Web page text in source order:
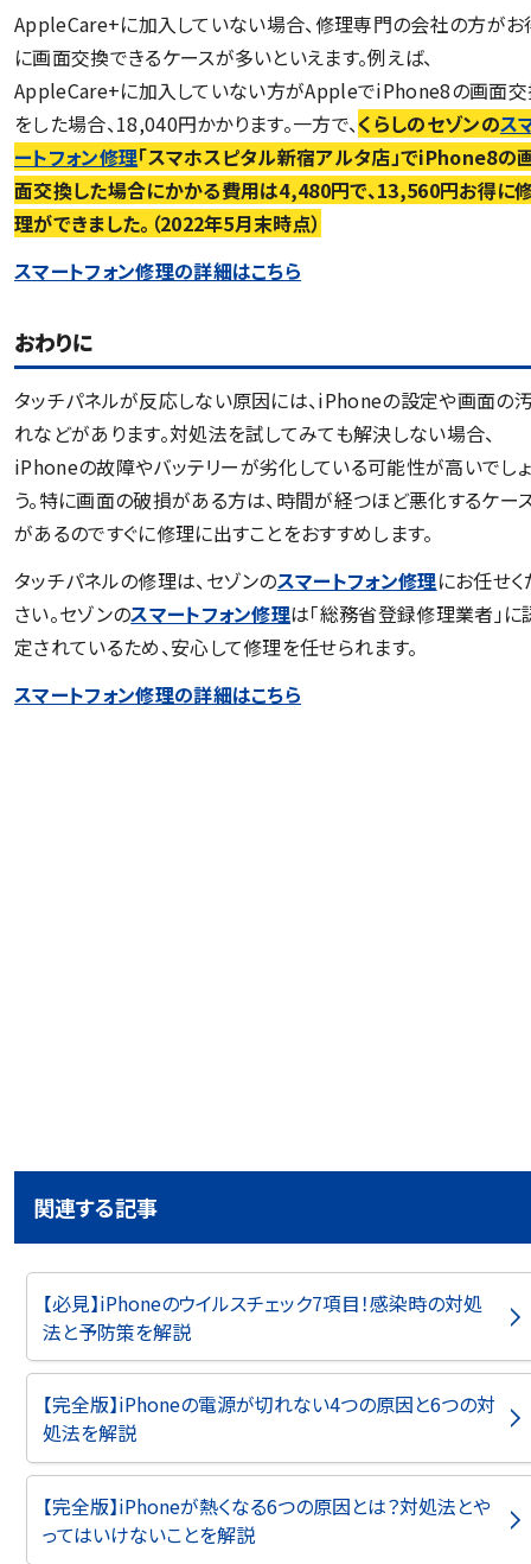
AppleCare+に加入していない場合、修理専門の会社の方がお
に画面交換できるケースが多いといえます。例えば、
AppleCare+に加入していない方がAppleでiPhone8の画面
をした場合、18,040円かかります。一方で、くらしのセゾンのス
ートフォン修理「スマホスピタル新宿アルタ店」でiPhone8の
面交換した場合にかかる費用は4,480円で、13,560円お得に
理ができました。（2022年5月末時点）
スマートフォン修理の詳細はこちら
おわりに
タッチパネルが反応しない原因には、iPhoneの設定や画面の
れなどがあります。対処法を試してみても解決しない場合、
iPhoneの故障やバッテリーが劣化している可能性が高いでしょ
う。特に画面の破損がある方は、時間が経つほど悪化するケー
があるのですぐに修理に出すことをおすすめします。
タッチパネルの修理は、セゾンのスマートフォン修理にお任せ
さい。セゾンのスマートフォン修理は「総務省登録修理業者」に
定されているため、安心して修理を任せられます。
スマートフォン修理の詳細はこちら
関連する記事
【必見】iPhoneのウイルスチェック7項目！感染時の対処
法と予防策を解説
【完全版】iPhoneの電源が切れない4つの原因と6つの対
処法を解説
【完全版】iPhoneが熱くなる6つの原因とは？対処法とや
ってはいけないことを解説